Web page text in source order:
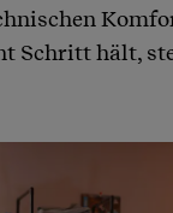
Schritt hält,